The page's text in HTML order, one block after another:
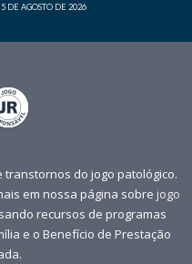
5 DE AGOSTO DE 2026
do jogo patológico.
em nossa página sobre jogo
recursos de programas
e o Benefício de Prestação